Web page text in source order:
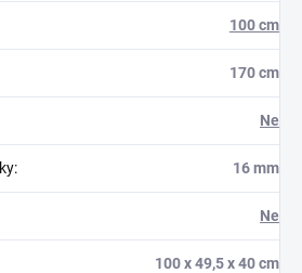
100 cm
170 cm
Ne
: 16 mm
Ne
100 x 49,5 x 40 cm